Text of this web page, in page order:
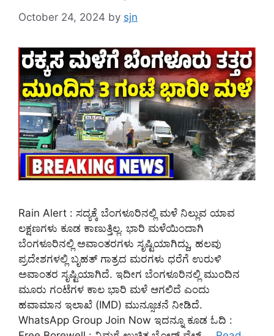
October 24, 2024 by sjn
Rain Alert : ಸದ್ಯಕ್ಕೆ ಬೆಂಗಳೂರಿನಲ್ಲಿ ಮಳೆ ನಿಲ್ಲುವ ಯಾವ
ಲಕ್ಷಣಗಳು ಕೂಡ ಕಾಣುತ್ತಿಲ್ಲ. ಭಾರಿ ಮಳೆಯಿಂದಾಗಿ
ಬೆಂಗಳೂರಿನಲ್ಲಿ ಅವಾಂತರಗಳು ಸೃಷ್ಟಿಯಾಗಿದ್ದು, ಹಲವು
ಪ್ರದೇಶಗಳಲ್ಲಿ ಬೃಹತ್ ಗಾತ್ರದ ಮರಗಳು ಧರೆಗೆ ಉರುಳಿ
ಅವಾಂತರ ಸೃಷ್ಟಿಯಾಗಿದೆ. ಇದೀಗ ಬೆಂಗಳೂರಿನಲ್ಲಿ ಮುಂದಿನ
ಮೂರು ಗಂಟೆಗಳ ಕಾಲ ಭಾರಿ ಮಳೆ ಆಗಲಿದೆ ಎಂದು
ಹವಾಮಾನ ಇಲಾಖೆ (IMD) ಮುನ್ಸೂಚನೆ ನೀಡಿದೆ.
WhatsApp Group Join Now ಇದನ್ನೂ ಕೂಡ ಓದಿ :